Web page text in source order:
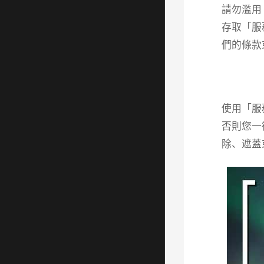
請勿濫
存取「
們的條
使用「
否則您
除、遮